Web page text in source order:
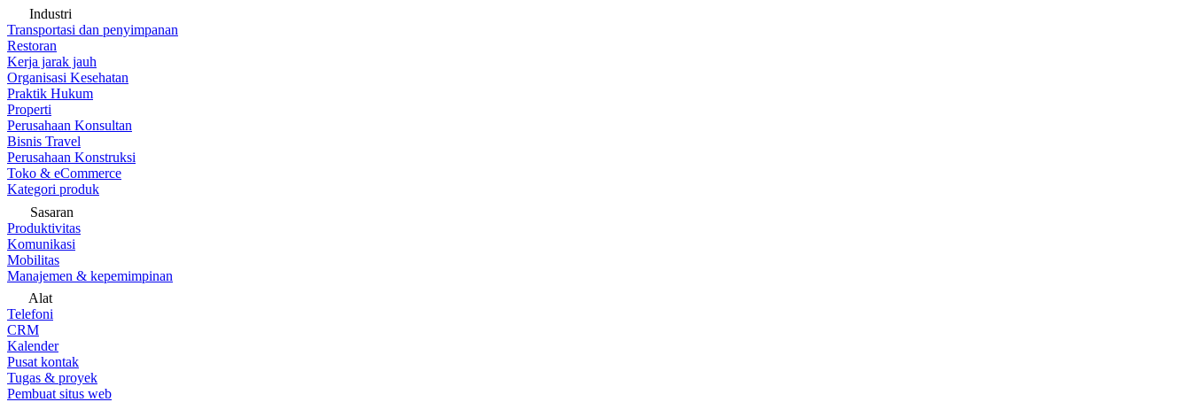
Industri
Transportasi dan penyimpanan
Restoran
Kerja jarak jauh
Organisasi Kesehatan
Praktik Hukum
Properti
Perusahaan Konsultan
Bisnis Travel
Perusahaan Konstruksi
Toko & eCommerce
Kategori produk
Sasaran
Produktivitas
Komunikasi
Mobilitas
Manajemen & kepemimpinan
Alat
Telefoni
CRM
Kalender
Pusat kontak
Tugas & proyek
Pembuat situs web